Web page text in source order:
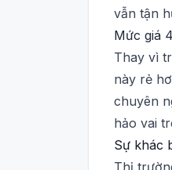
vẫn tận
Mức giá
Thay vì
này rẻ
chuyên
hảo vai
Sự khác
Thị